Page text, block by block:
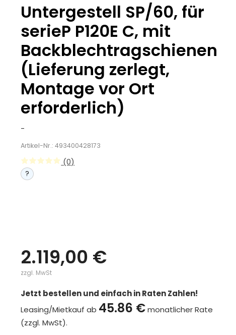
Untergestell SP/60, für
serieP P120E C, mit
Backblechtragschienen
(Lieferung zerlegt,
Montage vor Ort
erforderlich)
-
Artikel-Nr.: 493400428173
(0)
?
2.119,00 €
zzgl. MwSt
Jetzt bestellen und einfach in Raten Zahlen!
Leasing/Mietkauf ab 45.86 €monatlicher Rate
(zzgl. MwSt).